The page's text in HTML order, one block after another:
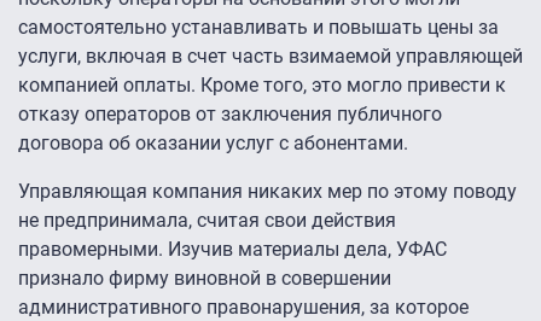
самостоятельно устанавливать и повышать цены за
услуги, включая в счет часть взимаемой управляющей
компанией оплаты. Кроме того, это могло привести к
отказу операторов от заключения публичного
договора об оказании услуг с абонентами.
Управляющая компания никаких мер по этому поводу
не предпринимала, считая свои действия
правомерными. Изучив материалы дела, УФАС
признало фирму виновной в совершении
административного правонарушения, за которое